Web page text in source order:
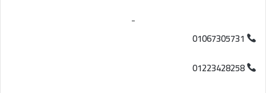
-
01223428258